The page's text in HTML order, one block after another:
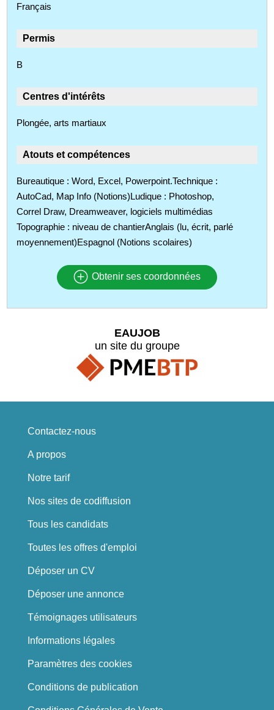
Français
Permis
B
Centres d'intérêts
Plongée, arts martiaux
Atouts et compétences
Bureautique : Word, Excel, Powerpoint.Technique :
AutoCad, Map Info (Notions)Ludique : Photoshop,
Correl Draw, Dreamweaver, logiciels multimédias
Topographie : niveau de chantierAnglais (lu, écrit, parlé
moyennement)Espagnol (Notions scolaires)
Obtenir ses coordonnées
EAUJOB
un site du groupe
Contactez-nous
A propos
Notre tarif
Nos sites de codiffusion
Tous les candidats
Toutes les offres d'emploi
Déposer un CV
Déposer une annonce
Témoignages utilisateurs
Informations légales
Paramètres des cookies
Conditions de publication